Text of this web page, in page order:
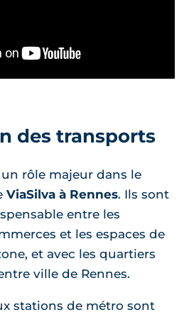
des transports
rôle majeur dans le
ViaSilva à Rennes. Ils sont
entre les
et les espaces de
et avec les quartiers
ville de Rennes.
stations de métro sont